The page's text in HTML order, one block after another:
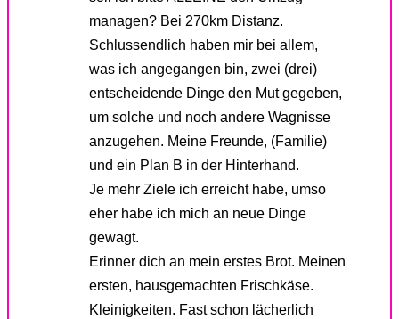
managen? Bei 270km Distanz.
Schlussendlich haben mir bei allem,
was ich angegangen bin, zwei (drei)
entscheidende Dinge den Mut gegeben,
um solche und noch andere Wagnisse
anzugehen. Meine Freunde, (Familie)
und ein Plan B in der Hinterhand.
Je mehr Ziele ich erreicht habe, umso
eher habe ich mich an neue Dinge
gewagt.
Erinner dich an mein erstes Brot. Meinen
ersten, hausgemachten Frischkäse.
Kleinigkeiten. Fast schon lächerlich